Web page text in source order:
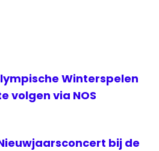
Winterspelen
volgen via NOS
bij de